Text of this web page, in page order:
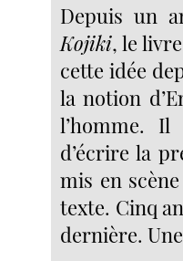
Depuis un
Kojiki, le
cette idée
la notion
l’homme.
d’écrire la
mis en
texte. Cinq
dernière.